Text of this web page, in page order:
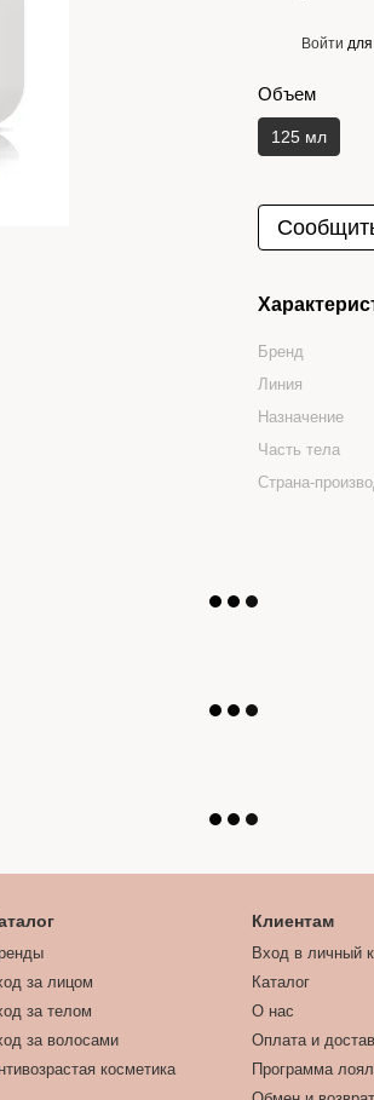
Войти
Объем
125 мл
Бренд
Линия
Назначение
Часть тела
Страна-
за лицом
за телом
за волосами
косметика
Клиентам
Вход в личный
Каталог
О нас
Оплата и
Программа